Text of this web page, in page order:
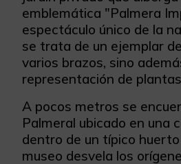
emblemática "Palmera
espectáculo único de la
se trata de un ejemplar
varios brazos, sino
representación de
A pocos metros se
Palmeral ubicado en una
dentro de un típico
museo desvela los